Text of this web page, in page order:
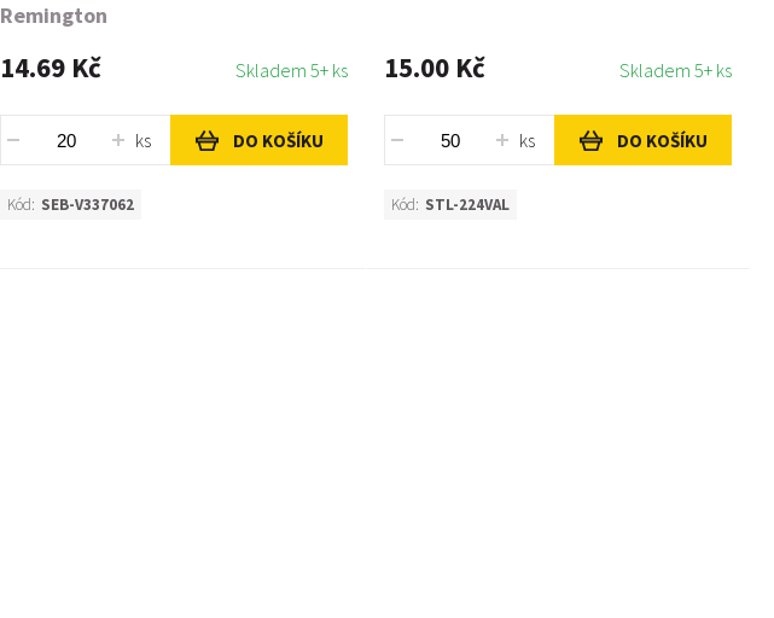
Remington
14.69 Kč Skladem 5+ ks
ks DO KOŠÍKU
Kód: SEB-V337062
15.00 Kč Skladem 5+ ks
ks DO KOŠÍKU
Kód: STL-224VAL